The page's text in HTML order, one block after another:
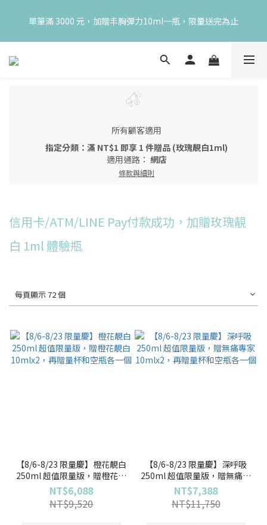
隨身瓶，再享超值滿額贈 👉
單筆滿 3000 元，加贈丰胸彈力10ml一瓶，限量送完為止
😍 8月慶典！250ml 無痛/深呼吸/橙花開賣！獨享 68 折再送 20ml
所有顧客適用
指定分類：滿 NT$1 即享 1 件贈品 (玫瑰靚白1ml)
適用通路： 網店
條款與細則
信用卡/ATM/LINE Pay付款成功，加贈玫瑰靚
白 1ml 體驗瓶
每頁顯示 72 個
【8/6-8/23 限量慶】橙花靚白
250ml 超值限量版，贈橙花靚
白10mlx2，再贈量杯和空瓶
各一個
NT$6,088
NT$9,520
【8/6-8/23 限量慶】深呼吸
250ml 超值限量版，贈無痛專
家10mlx2，再贈量杯和空瓶
各一個
NT$7,388
NT$11,750